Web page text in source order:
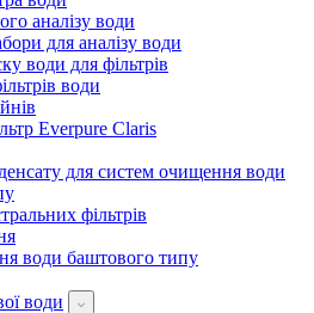
аналізу води
для аналізу води
води для фільтрів
води
Everpure Claris
для систем очищення води
фільтрів
води баштового типу
води